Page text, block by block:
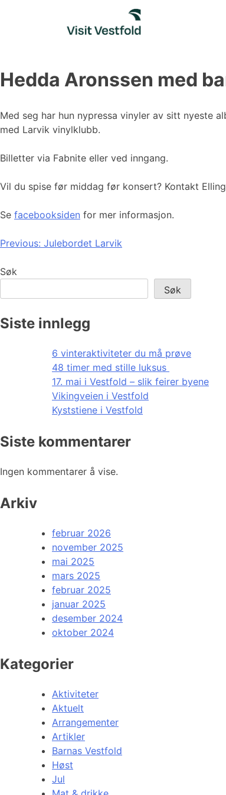
Hedda Aronssen med
Med seg har hun nypressa vinyler av sitt nyeste
med Larvik vinylklubb.
Billetter via Fabnite eller ved inngang.
Vil du spise før middag før konsert? Kontakt
Se facebooksiden for mer informasjon.
Innleggsnavigasjon
Previous: Julebordet Larvik
Søk
Søk
Siste innlegg
6 vinteraktiviteter du må prøve
48 timer med stille luksus
17. mai i Vestfold – slik feirer byene
Vikingveien i Vestfold
Kyststiene i Vestfold
Siste kommentarer
Ingen kommentarer å vise.
Arkiv
februar 2026
november 2025
mai 2025
mars 2025
februar 2025
januar 2025
desember 2024
oktober 2024
Kategorier
Aktiviteter
Aktuelt
Arrangementer
Artikler
Barnas Vestfold
Høst
Jul